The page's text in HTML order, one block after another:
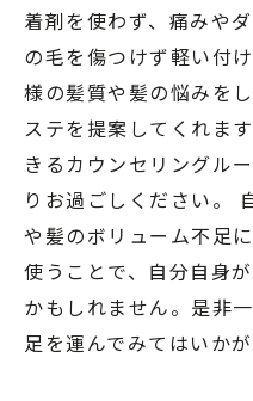
着剤を使わず、痛みや
の毛を傷つけず軽い付
様の髪質や髪の悩みを
ステを提案してくれま
きるカウンセリングル
りお過ごしください。
や髪のボリューム不足
使うことで、自分自身
かもしれません。是非
足を運んでみてはいかが